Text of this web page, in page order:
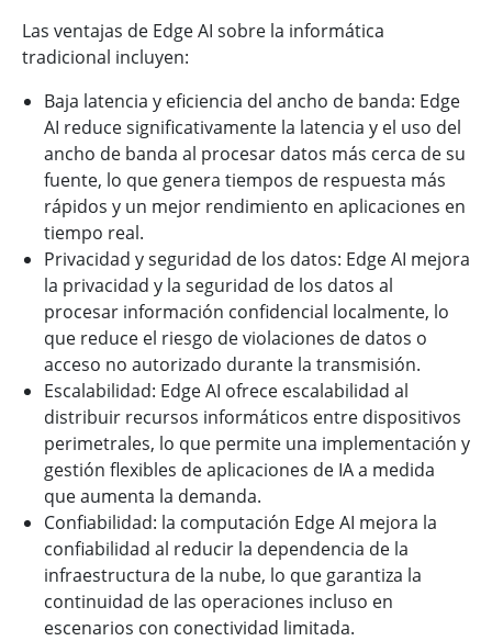
Las ventajas de Edge AI sobre la informática
tradicional incluyen:
Baja latencia y eficiencia del ancho de banda: Edge
AI reduce significativamente la latencia y el uso del
ancho de banda al procesar datos más cerca de su
fuente, lo que genera tiempos de respuesta más
rápidos y un mejor rendimiento en aplicaciones en
tiempo real.
Privacidad y seguridad de los datos: Edge AI mejora
la privacidad y la seguridad de los datos al
procesar información confidencial localmente, lo
que reduce el riesgo de violaciones de datos o
acceso no autorizado durante la transmisión.
Escalabilidad: Edge AI ofrece escalabilidad al
distribuir recursos informáticos entre dispositivos
perimetrales, lo que permite una implementación y
gestión flexibles de aplicaciones de IA a medida
que aumenta la demanda.
Confiabilidad: la computación Edge AI mejora la
confiabilidad al reducir la dependencia de la
infraestructura de la nube, lo que garantiza la
continuidad de las operaciones incluso en
escenarios con conectividad limitada.